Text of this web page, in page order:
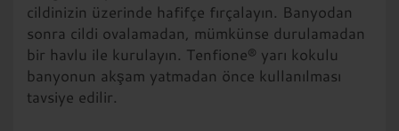
cildinizin üzerinde hafifçe fırçalayın. Banyodan
sonra cildi ovalamadan, mümkünse durulamadan
bir havlu ile kurulayın. Tenfione® yarı kokulu
banyonun akşam yatmadan önce kullanılması
tavsiye edilir.